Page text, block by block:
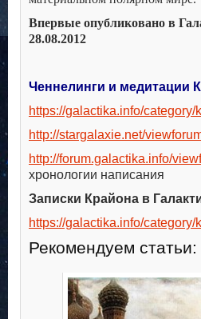
Впервые опубликовано в
28.08.2012
Ченнелинги и медитации
https://galactika.info/category/
http://stargalaxie.net/
http://forum.galactika.info/
хронологии написания
Записки Крайона в
https://galactika.info/category/
Рекомендуем статьи: